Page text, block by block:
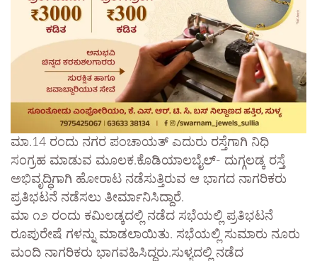
ಮಾ.14 ರಂದು ನಗರ ಪಂಚಾಯತ್ ಎದುರು ರಸ್ತೆಗಾಗಿ ನಿಧಿ
ಸಂಗ್ರಹ ಮಾಡುವ ಮೂಲಕ.ಕೊಡಿಯಾಲಬೈಲ್- ದುಗ್ಗಲಡ್ಕ ರಸ್ತೆ
ಅಭಿವೃದ್ಧಿಗಾಗಿ ಹೋರಾಟ ನಡೆಸುತ್ತಿರುವ ಆ ಭಾಗದ ನಾಗರಿಕರು
ಪ್ರತಿಭಟನೆ ನಡೆಸಲು ತೀರ್ಮಾನಿಸಿದ್ದಾರೆ.
ಮಾ ೧೨ ರಂದು ಕಮಿಲಡ್ಕದಲ್ಲಿ ನಡೆದ ಸಭೆಯಲ್ಲಿ ಪ್ರತಿಭಟನೆ
ರೂಪುರೇಷೆ ಗಳನ್ನು ಮಾಡಲಾಯಿತು. ಸಭೆಯಲ್ಲಿ ಸುಮಾರು ನೂರು
ಮಂದಿ ನಾಗರಿಕರು ಭಾಗವಹಿಸಿದ್ದರು.ಸುಳ್ಯದಲ್ಲಿ ನಡೆದ